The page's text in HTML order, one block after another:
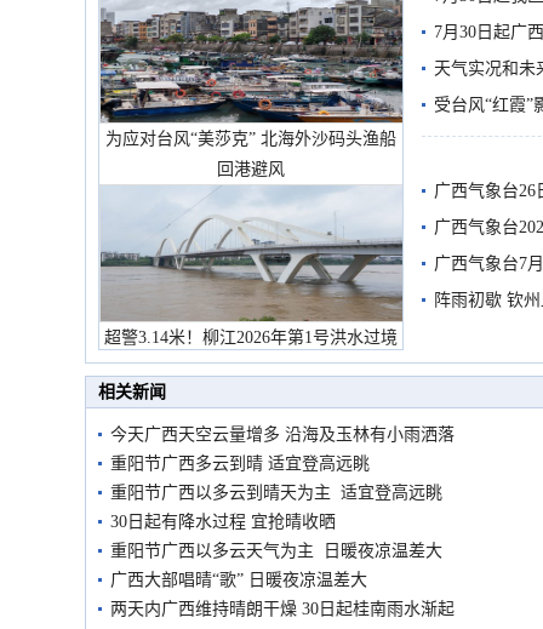
为应对台风“美莎克” 北海外沙码头渔船
回港避风
超警3.14米！柳江2026年第1号洪水过境
市民在堤岸见证汛况
7月30日起广
天气实况和未
受台风“红霞”
有较强降雨
广西气象台26
广西气象台
预警
广西气象台7
阵雨初歇 钦
相关新闻
今天广西天空云量增多 沿海及玉林有小雨洒落
重阳节广西多云到晴 适宜登高远眺
重阳节广西以多云到晴天为主 适宜登高远眺
30日起有降水过程 宜抢晴收晒
重阳节广西以多云天气为主 日暖夜凉温差大
广西大部唱晴“歌” 日暖夜凉温差大
两天内广西维持晴朗干燥 30日起桂南雨水渐起